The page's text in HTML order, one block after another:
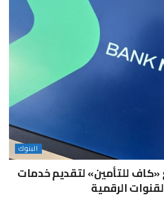
البنوك
للتأمين» لتقديم خدمات
الرقمية